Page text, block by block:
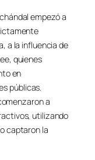
empezó a
a la influencia de
quienes
en
públicas.
a
utilizando
captaron la